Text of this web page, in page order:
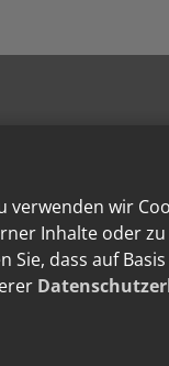
wir
Inhalte oder
Sie, dass auf